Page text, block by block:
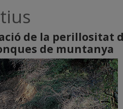
de la
de muntanya